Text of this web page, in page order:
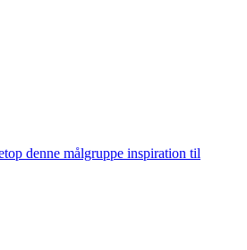
denne målgruppe inspiration til